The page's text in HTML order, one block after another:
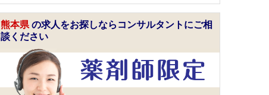
熊本県 の求人をお探しならコンサルタントにご相
談ください